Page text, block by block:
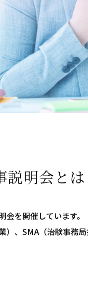
説明会とは
を開催しています。
）、SMA（治験事務